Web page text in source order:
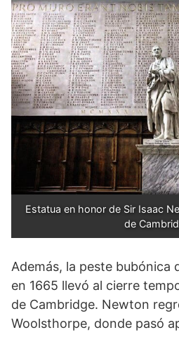
Estatua en honor de Sir Isaac
de
Además, la peste bubónica
en 1665 llevó al cierre
de Cambridge. Newton
Woolsthorpe, donde pasó